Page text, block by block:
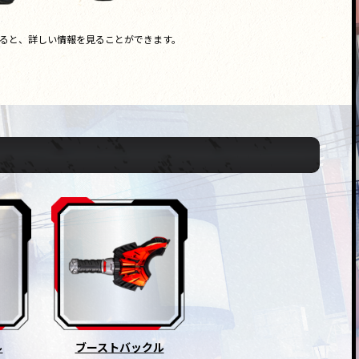
と、詳しい情報を見ることができます。
ブーストバックル